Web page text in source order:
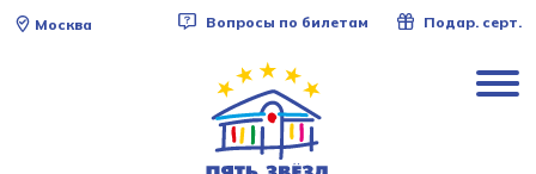
Москва Вопросы по билетам Подар. серт.